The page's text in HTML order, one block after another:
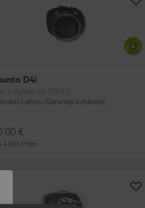
Suunto D4i
Latgales iela 250 k-3
Lietots (Garantija 6 mēneši)
€
4.09€/mēn.